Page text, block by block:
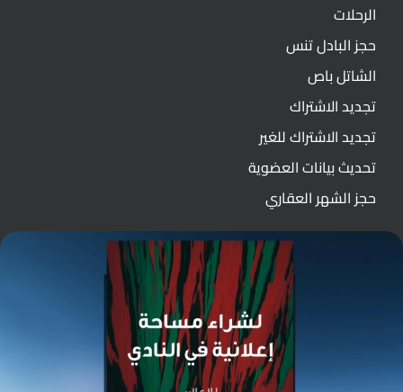
الرحلات
حجز البادل تنس
الشاتل باص
تجديد الاشتراك
تجديد الاشتراك للغير
تحديث بيانات العضوية
حجز الشهر العقاري